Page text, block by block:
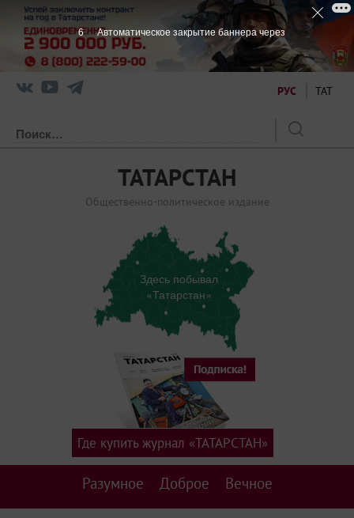
РУС ТАТ
ТАТАРСТАН
Общественно-политическое издание
Здесь побывал
«Татарстан»
Разумное Доброе Вечное
Где купить журнал «ТАТАРСТАН»
5 Автоматическое закрытие баннера через